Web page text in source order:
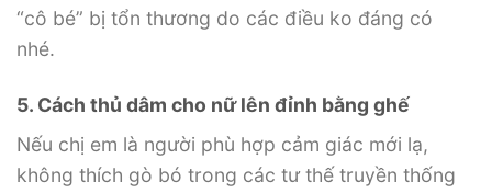
“cô bé” bị tổn thương do các điều ko đáng có
nhé.
5. Cách thủ dâm cho nữ lên đỉnh bằng ghế
Nếu chị em là người phù hợp cảm giác mới lạ,
không thích gò bó trong các tư thế truyền thống